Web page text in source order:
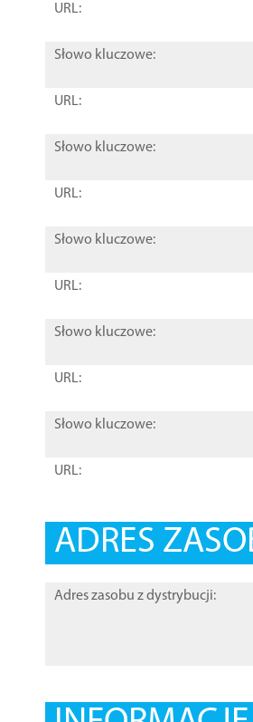
URL:
Słowo kluczowe:
URL:
Słowo kluczowe:
URL:
Słowo kluczowe:
URL:
Słowo kluczowe:
URL:
Słowo kluczowe:
URL:
ADRES
Adres zasobu z dystrybucji: